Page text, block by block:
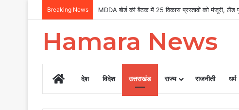
Breaking News Uttarakhand Tilu Rauteli Award 2026: 13 महिलाओं
Hamara News
Homeदेश विदेश उत्तराखंड राज्य राजनीती धर्म